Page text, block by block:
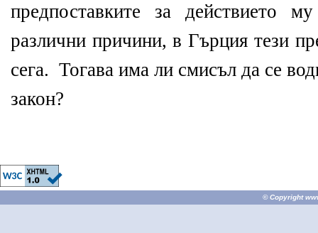
предпоставките за действието
различни причини, в Гърция тези
сега. Тогава има ли смисъл да се
закон?
© Copyright